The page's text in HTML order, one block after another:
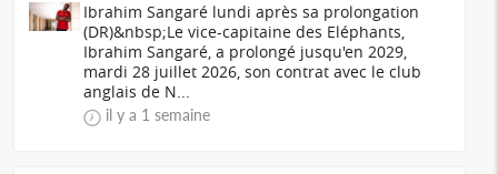
Ibrahim Sangaré lundi après sa prolongation
(DR)&nbsp;Le vice-capitaine des Eléphants,
Ibrahim Sangaré, a prolongé jusqu'en 2029,
mardi 28 juillet 2026, son contrat avec le club
anglais de N...
il y a 1 semaine